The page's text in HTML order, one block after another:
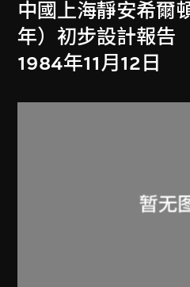
中國上海靜安希爾
年）初步設計報告
1984年11月12日